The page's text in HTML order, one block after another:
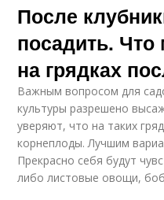
После
посадить.
на грядках
Важным вопросом для
культуры разрешено
уверяют, что на таких
корнеплоды. Лучшим
Прекрасно себя будут
либо листовые овощи,